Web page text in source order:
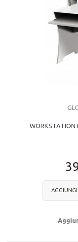
WORKSTATION